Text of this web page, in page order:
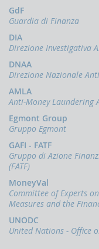
GdF
Guardia di Finanza
DIA
Direzione Investigativa
DNAA
Direzione Nazionale
AMLA
Anti-Money Laundering
Egmont Group
Gruppo Egmont
GAFI - FATF
Gruppo di Azione
(FATF)
MoneyVal
Committee of Experts
Measures and the
UNODC
United Nations - Office